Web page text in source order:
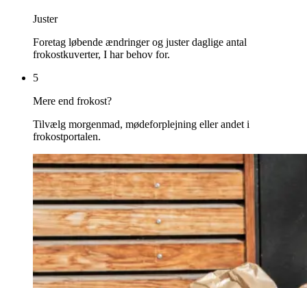
Juster
Foretag løbende ændringer og juster daglige antal
frokostkuverter, I har behov for.
5
Mere end frokost?
Tilvælg morgenmad, mødeforplejning eller andet i
frokostportalen.